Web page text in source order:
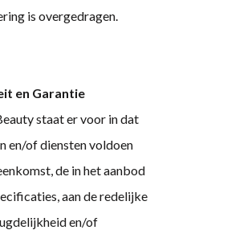
is overgedragen.
en Garantie
staat er voor in dat
en/of diensten voldoen
de in het aanbod
aan de redelijke
en/of